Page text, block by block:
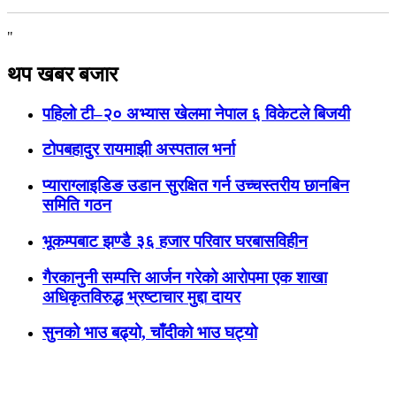
"
थप खबर बजार
पहिलो टी–२० अभ्यास खेलमा नेपाल ६ विकेटले बिजयी
टोपबहादुर रायमाझी अस्पताल भर्ना
प्याराग्लाइडिङ उडान सुरक्षित गर्न उच्चस्तरीय छानबिन
समिति गठन
भूकम्पबाट झण्डै ३६ हजार परिवार घरबासविहीन
गैरकानुनी सम्पत्ति आर्जन गरेको आरोपमा एक शाखा
अधिकृतविरुद्ध भ्रष्टाचार मुद्दा दायर
सुनको भाउ बढ्यो, चाँदीको भाउ घट्यो